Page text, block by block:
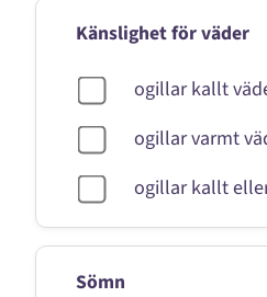
Känslighet för väder
ogillar kallt
ogillar varmt
ogillar kallt
Sömn